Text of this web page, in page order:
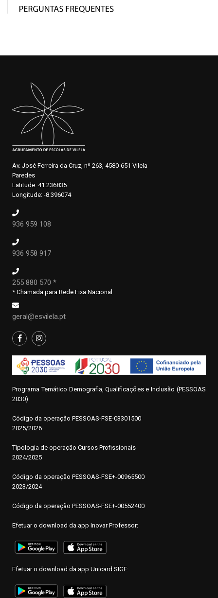
Av. José Ferreira da Cruz, nº 263, 4580-651 Vilela
Paredes
Latitude: 41.236835
Longitude: -8.396074
936 959 108
936 958 917
255 880 570 *
* Chamada para Rede Fixa Nacional
geral@esvilela.pt
Programa Temático Demografia, Qualificações e Inclusão (PESSOAS
2030)
Código da operação PESSOAS-FSE-03301500
2025/2026
Tipologia de operação Cursos Profissionais
2024/2025
Código da operação PESSOAS-FSE+-00965500
2023/2024
Código da operação PESSOAS-FSE+-00552400
Efetuar o download da app Inovar Professor:
Efetuar o download da app Unicard SIGE: